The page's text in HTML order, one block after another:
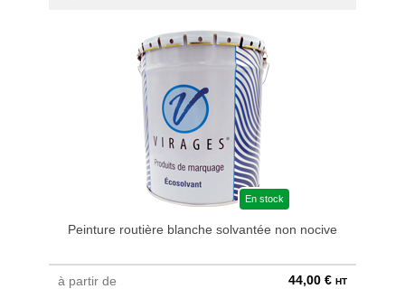
En stock
Peinture routière blanche solvantée non nocive
à partir de 44,00 € HT